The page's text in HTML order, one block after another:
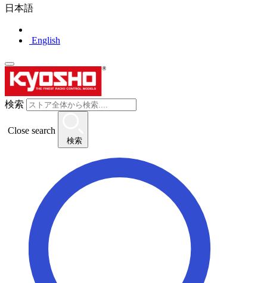
日本語
English
検索
Close search
検索